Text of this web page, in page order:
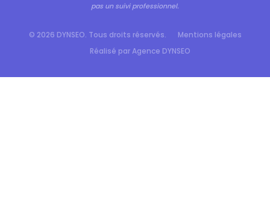
pas un suivi professionnel.
© 2026 DYNSEO. Tous droits réservés.
Mentions légales
Réalisé par Agence DYNSEO